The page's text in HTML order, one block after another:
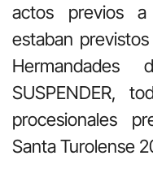
actos previos
estaban
SUSPENDER,
procesionales
Santa Turolense